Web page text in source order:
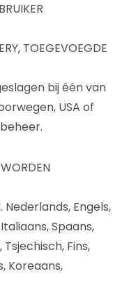
TOEGEVOEGDE
bij één van
USA of
Engels,
Spaans,
Tsjechisch, Fins,
Koreaans,